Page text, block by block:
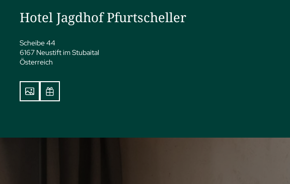
Spa Suite
Specials nach Dr. A.
Spa
Hotel Jagdhof Pfurtscheller
Scheibe 44
6167 Neustift im Stubaital
Österreich